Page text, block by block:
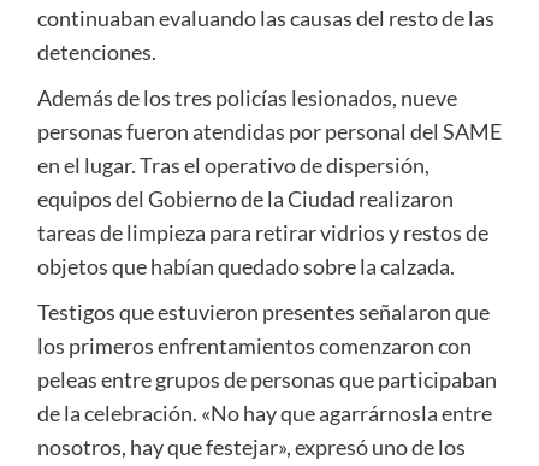
continuaban evaluando las causas del resto de las
detenciones.
Además de los tres policías lesionados, nueve
personas fueron atendidas por personal del SAME
en el lugar. Tras el operativo de dispersión,
equipos del Gobierno de la Ciudad realizaron
tareas de limpieza para retirar vidrios y restos de
objetos que habían quedado sobre la calzada.
Testigos que estuvieron presentes señalaron que
los primeros enfrentamientos comenzaron con
peleas entre grupos de personas que participaban
de la celebración. «No hay que agarrárnosla entre
nosotros, hay que festejar», expresó uno de los